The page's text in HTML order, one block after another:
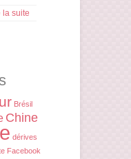
la suite
Brésil
Chine
dérives
Facebook